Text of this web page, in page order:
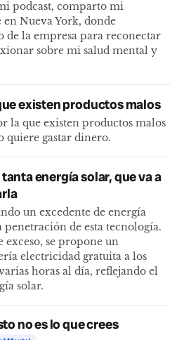
podcast, comparto mi
Nueva York, donde
de la empresa para reconectar
sobre mi salud mental y
existen productos malos
la que existen productos malos
quiere gastar dinero.
energía solar, que va a
un excedente de energía
penetración de esta tecnología.
exceso, se propone un
electricidad gratuita a los
horas al día, reflejando el
solar.
no es lo que crees